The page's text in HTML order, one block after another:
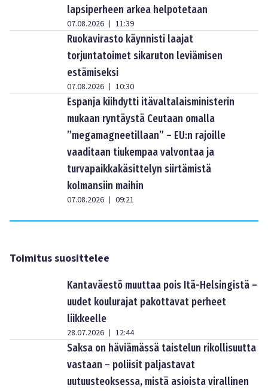
lapsiperheen arkea helpotetaan
07.08.2026 | 11:39
Ruokavirasto käynnisti laajat
torjuntatoimet sikaruton leviämisen
estämiseksi
07.08.2026 | 10:30
Espanja kiihdytti itävaltalaisministerin
mukaan ryntäystä Ceutaan omalla
”megamagneetillaan” – EU:n rajoille
vaaditaan tiukempaa valvontaa ja
turvapaikkakäsittelyn siirtämistä
kolmansiin maihin
07.08.2026 | 09:21
Toimitus suosittelee
Kantaväestö muuttaa pois Itä-Helsingistä –
uudet koulurajat pakottavat perheet
liikkeelle
28.07.2026 | 12:44
Saksa on häviämässä taistelun rikollisuutta
vastaan – poliisit paljastavat
uutuusteoksessa, mistä asioista virallinen